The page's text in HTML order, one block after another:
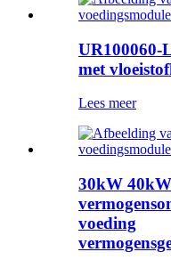
UR100060-
met
Lees meer
30kW
voeding